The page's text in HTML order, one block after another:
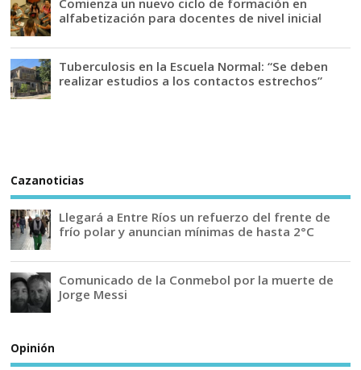
Comienza un nuevo ciclo de formación en
alfabetización para docentes de nivel inicial
Tuberculosis en la Escuela Normal: “Se deben
realizar estudios a los contactos estrechos”
Cazanoticias
Llegará a Entre Ríos un refuerzo del frente de
frío polar y anuncian mínimas de hasta 2°C
Comunicado de la Conmebol por la muerte de
Jorge Messi
Opinión